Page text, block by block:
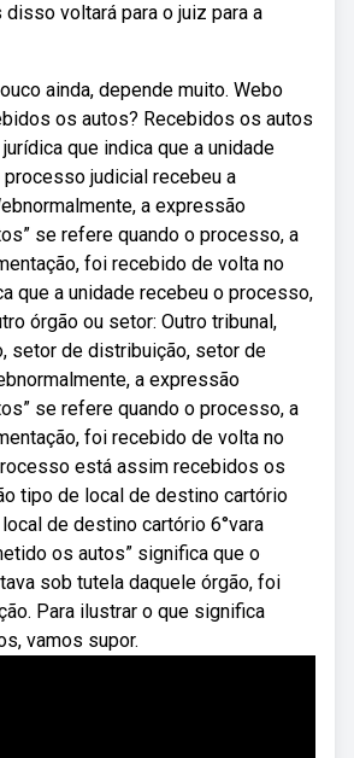
voltará para o juiz para a
ainda, depende muito. Webo
os autos? Recebidos os autos
que indica que a unidade
judicial recebeu a
a expressão
se refere quando o processo, a
foi recebido de volta no
que a unidade recebeu o processo,
órgão ou setor: Outro tribunal,
setor de distribuição, setor de
a expressão
se refere quando o processo, a
foi recebido de volta no
está assim recebidos os
tipo de local de destino cartório
de destino cartório 6°vara
os autos” significa que o
sob tutela daquele órgão, foi
Para ilustrar o que significa
vamos supor.